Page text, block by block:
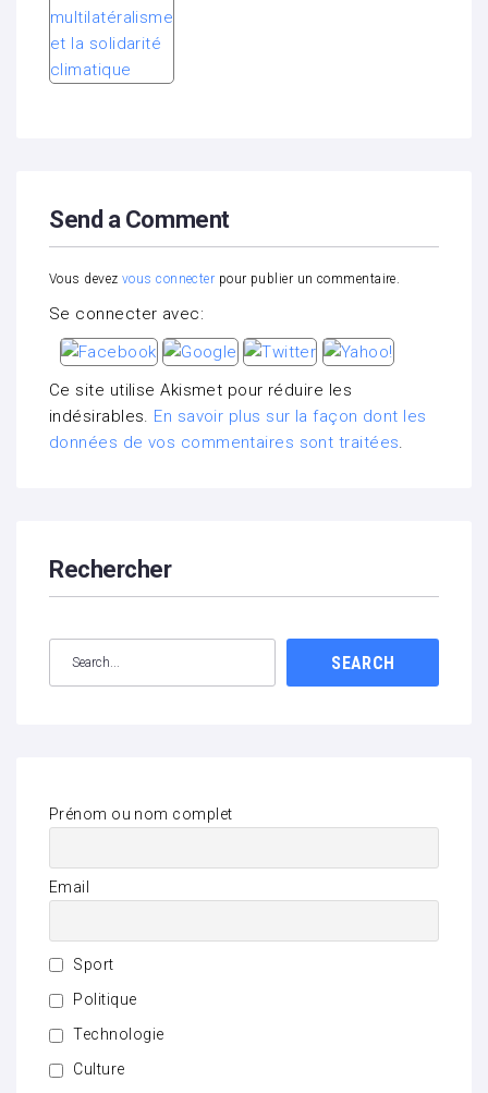
Send a Comment
Vous devez vous connecter pour publier un commentaire.
Se connecter avec:
Ce site utilise Akismet pour réduire les
indésirables. En savoir plus sur la façon dont les
données de vos commentaires sont traitées.
Rechercher
SEARCH
Prénom ou nom complet
Email
Sport
Politique
Technologie
Culture